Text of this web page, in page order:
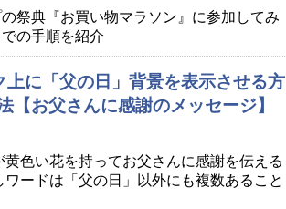
祭典『お買い物マラソン』に参加してみ
の手順を紹介
上に「父の日」背景を表示させる方
お父さんに感謝のメッセージ】
色い花を持ってお父さんに感謝を伝える
ードは「父の日」以外にも複数あること